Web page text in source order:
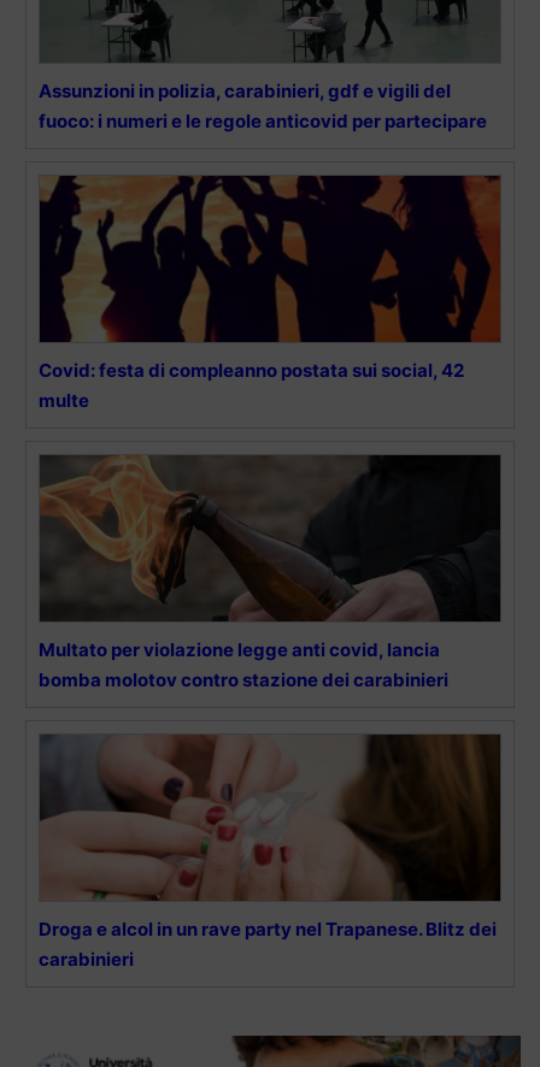
Assunzioni in polizia, carabinieri, gdf e vigili del
fuoco: i numeri e le regole anticovid per partecipare
Covid: festa di compleanno postata sui social, 42
multe
Multato per violazione legge anti covid, lancia
bomba molotov contro stazione dei carabinieri
Droga e alcol in un rave party nel Trapanese. Blitz dei
carabinieri